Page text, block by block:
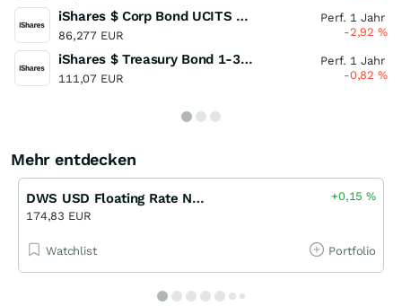
iShares $ Corp Bond UCITS ETF USD (Dist)
86,277 EUR
Perf. 1 Jahr
-2,92%
iShares $ Treasury Bond 1-3yr UCITS ETF
111,07 EUR
Perf. 1 Jahr
-0,82%
Mehr entdecken
DWS USD Floating Rate Notes FCP USD LD
174,83 EUR
+0,15%
Watchlist Portfolio